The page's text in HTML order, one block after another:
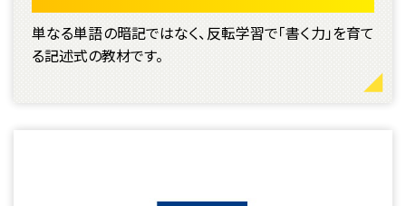
単なる単語の暗記ではなく、反転学習で「書く力」を育て
る記述式の教材です。